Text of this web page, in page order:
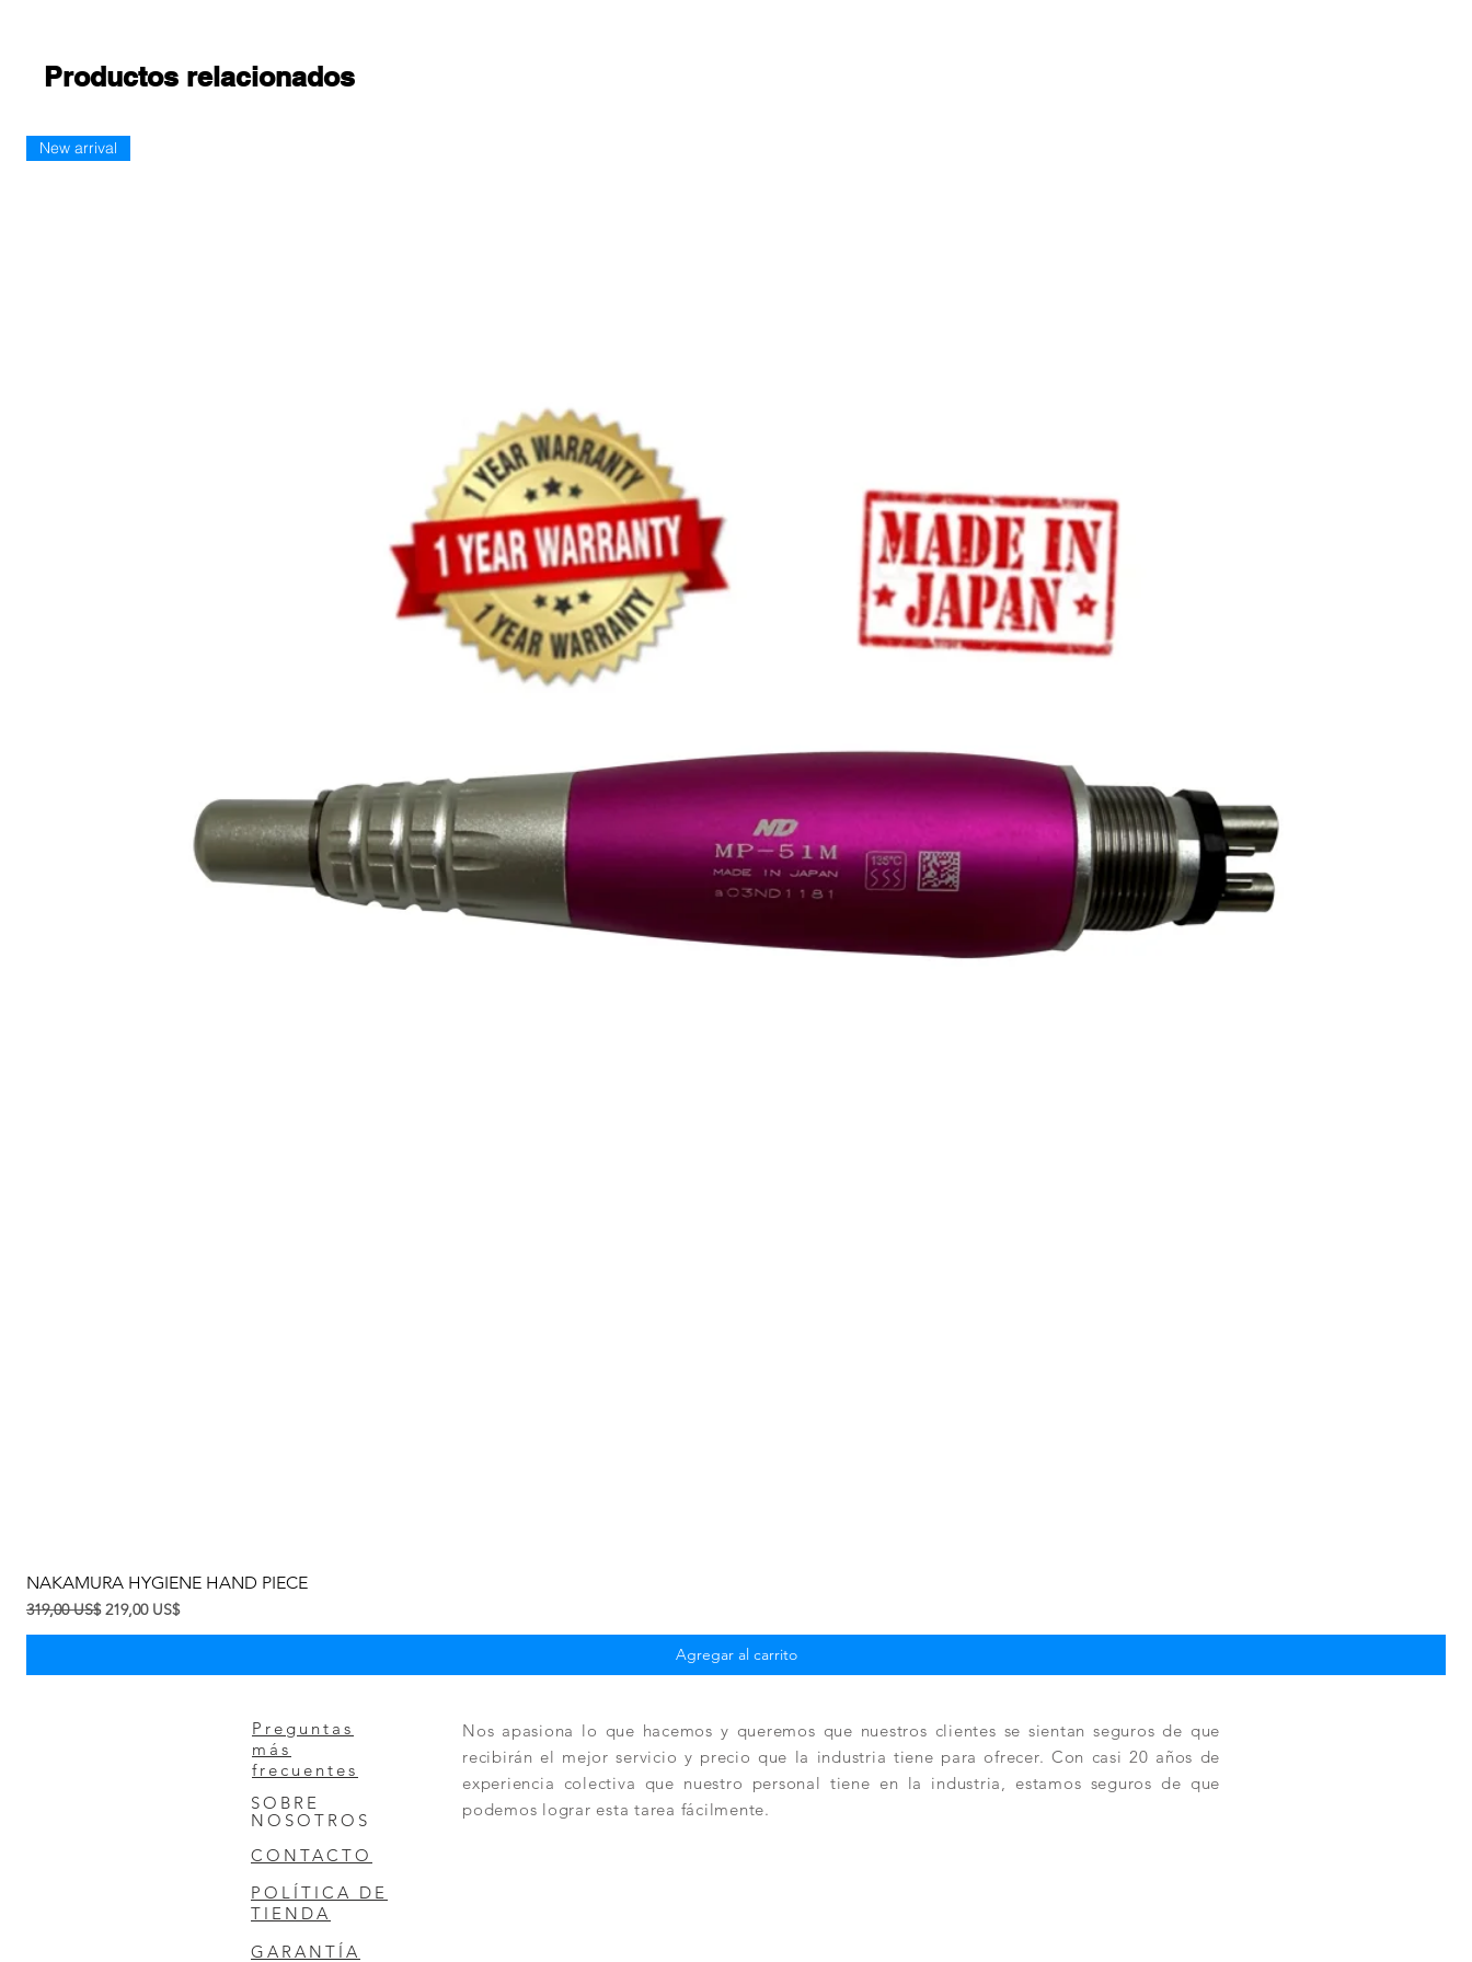
Productos relacionados
New arrival
NAKAMURA HYGIENE HAND PIECE
Precio
319,00 US$ Precio de oferta
219,00 US$
Agregar al carrito
Preguntas
más
frecuentes
SOBRE
NOSOTROS
CONTACTO
POLÍTICA DE
TIENDA
Nos apasiona lo que hacemos y queremos que nuestros clientes se sientan seguros de que
recibirán el mejor servicio y precio que la industria tiene para ofrecer. Con casi 20 años de
experiencia colectiva que nuestro personal tiene en la industria, estamos seguros de que
podemos lograr esta tarea fácilmente.
GARANTÍA